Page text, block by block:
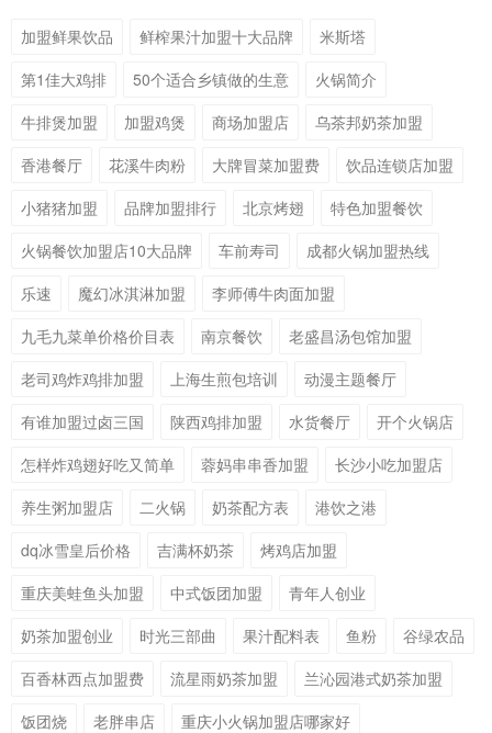
加盟鲜果饮品 鲜榨果汁加盟十大品牌
米斯塔
第1佳大鸡排
50个适合乡镇做的生意
火锅简介
牛排煲加盟
加盟鸡煲 商场加盟店
乌茶邦奶茶加盟
香港餐厅
花溪牛肉粉 大牌冒菜加盟费
饮品连锁店加盟
小猪猪加盟
品牌加盟排行 北京烤翅
特色加盟餐饮
火锅餐饮加盟店10大品牌
车前寿司
成都火锅加盟热线
乐速
魔幻冰淇淋加盟
李师傅牛肉面加盟
九毛九菜单价格价目表
南京餐饮
老盛昌汤包馆加盟
老司鸡炸鸡排加盟
上海生煎包培训
动漫主题餐厅
有谁加盟过卤三国
陕西鸡排加盟 水货餐厅
开个火锅店
怎样炸鸡翅好吃又简单
蓉妈串串香加盟
长沙小吃加盟店
养生粥加盟店
二火锅 奶茶配方表
港饮之港
dq冰雪皇后价格
吉满杯奶茶
烤鸡店加盟
重庆美蛙鱼头加盟
中式饭团加盟
青年人创业
奶茶加盟创业
时光三部曲 果汁配料表 鱼粉
谷绿农品
百香林西点加盟费
流星雨奶茶加盟
兰沁园港式奶茶加盟
饭团烧
老胖串店
重庆小火锅加盟店哪家好